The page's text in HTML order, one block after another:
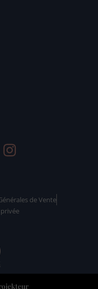
I
n
a
g
de Vente